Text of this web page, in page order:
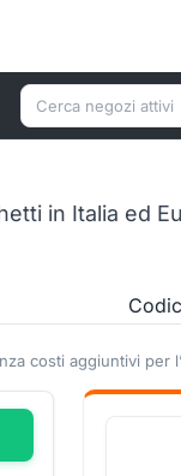
Cerca un negozio
in Italia ed
costi aggiuntivi per